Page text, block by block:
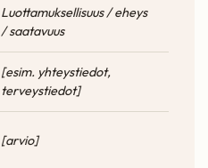
Luottamuksellisuus / eheys
/ saatavuus
[esim. yhteystiedot,
terveystiedot]
[arvio]